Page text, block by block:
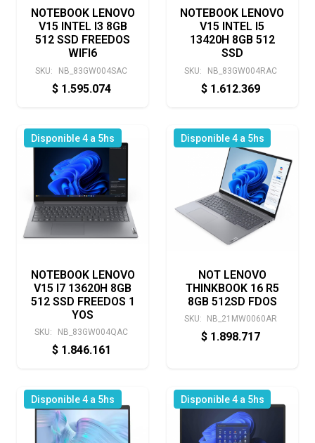
NOTEBOOK LENOVO
V15 INTEL I3 8GB
512 SSD FREEDOS
WIFI6
SKU: NB_83GW004SAC
$ 1.595.074
NOTEBOOK LENOVO
V15 INTEL I5
13420H 8GB 512
SSD
SKU: NB_83GW004RAC
$ 1.612.369
Disponible 4 a 5hs
NOTEBOOK LENOVO
V15 I7 13620H 8GB
512 SSD FREEDOS 1
YOS
SKU: NB_83GW004QAC
$ 1.846.161
Disponible 4 a 5hs
NOT LENOVO
THINKBOOK 16 R5
8GB 512SD FDOS
SKU: NB_21MW0060AR
$ 1.898.717
Disponible 4 a 5hs Disponible 4 a 5hs